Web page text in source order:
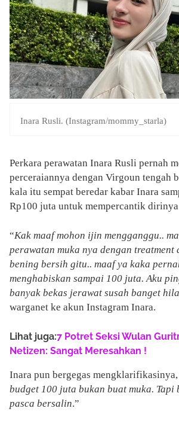
Inara Rusli. (Instagram/mommy_starla)
Perkara perawatan Inara Rusli pernah
perceraiannya dengan Virgoun tengah
kala itu sempat beredar kabar Inara
Rp100 juta untuk mempercantik
“Kak maaf mohon ijin mengganggu..
perawatan muka nya dengan treatment
bening bersih gitu.. maaf ya kaka
menghabiskan sampai 100 juta. Aku
banyak bekas jerawat susah banget
warganet ke akun Instagram Inara.
Lihat juga:7 Potret Seksi Wulan
Netizen: Sangat Meresahkan !
Inara pun bergegas mengklarifikasinya,
budget 100 juta bukan buat muka. Tapi
pasca bersalin.”